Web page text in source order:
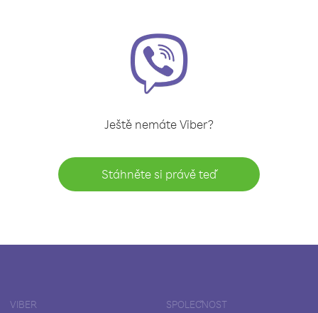
Ještě nemáte Viber?
Stáhněte si právě teď
VIBER SPOLEČNOST